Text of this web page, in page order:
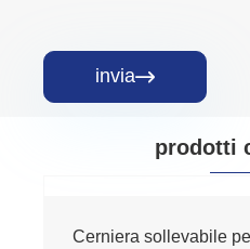
invia
prodotti
Cerniera sollevabile